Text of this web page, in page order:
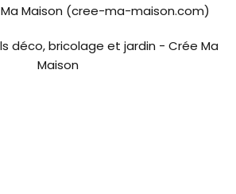
Maison (cree-ma-maison.com)
déco, bricolage et jardin - Crée Ma
Maison